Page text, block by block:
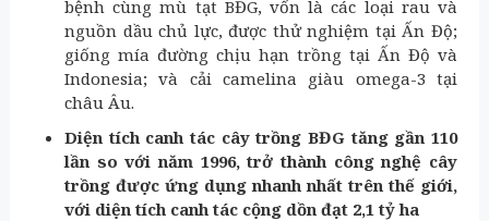
bệnh cùng mù tạt BĐG, vốn là các loại rau và
nguồn dầu chủ lực, được thử nghiệm tại Ấn Độ;
giống mía đường chịu hạn trồng tại Ấn Độ và
Indonesia; và cải camelina giàu omega-3 tại
châu Âu.
Diện tích canh tác cây trồng BĐG tăng gần 110
lần so với năm 1996, trở thành công nghệ cây
trồng được ứng dụng nhanh nhất trên thế giới,
với diện tích canh tác cộng dồn đạt 2,1 tỷ ha